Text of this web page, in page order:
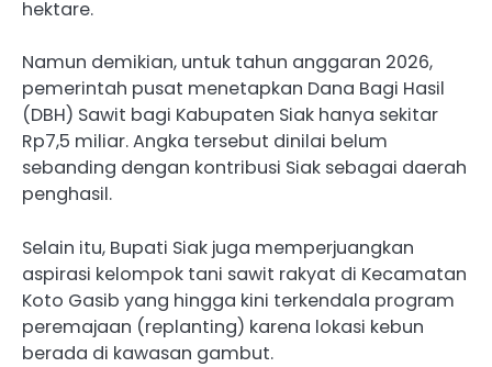
hektare.
Namun demikian, untuk tahun anggaran 2026,
pemerintah pusat menetapkan Dana Bagi Hasil
(DBH) Sawit bagi Kabupaten Siak hanya sekitar
Rp7,5 miliar. Angka tersebut dinilai belum
sebanding dengan kontribusi Siak sebagai daerah
penghasil.
Selain itu, Bupati Siak juga memperjuangkan
aspirasi kelompok tani sawit rakyat di Kecamatan
Koto Gasib yang hingga kini terkendala program
peremajaan (replanting) karena lokasi kebun
berada di kawasan gambut.